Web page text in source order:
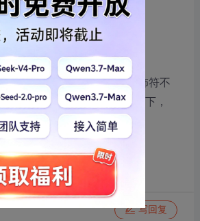
器的修饰符和返回值的修饰符不
这种，请求各位大神解答一下，
写回复